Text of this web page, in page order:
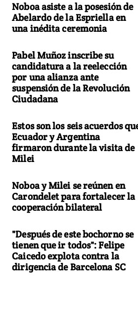
Noboa asiste a la posesión de
Abelardo de la Espriella en
una inédita ceremonia
Pabel Muñoz inscribe su
candidatura a la reelección
por una alianza ante
suspensión de la Revolución
Ciudadana
Estos son los seis acuerdos
Ecuador y Argentina
firmaron durante la visita de
Milei
Noboa y Milei se reúnen en
Carondelet para fortalecer la
cooperación bilateral
"Después de este bochorno se
tienen que ir todos": Felipe
Caicedo explota contra la
dirigencia de Barcelona SC